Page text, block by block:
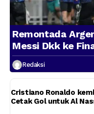
Remontada
Messi Dkk ke
Redaksi
Cristiano Ronaldo
Cetak Gol untuk Al